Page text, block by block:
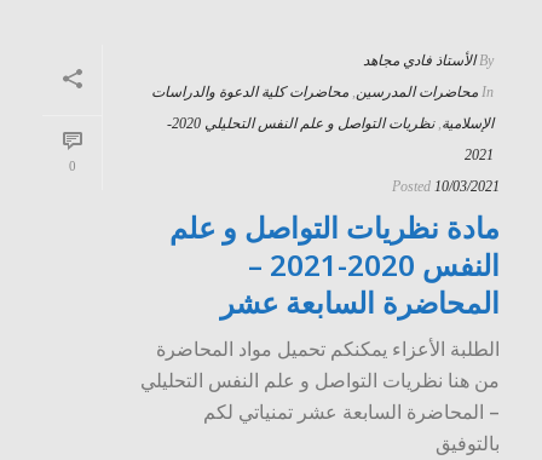
0
By الأستاذ فادي مجاهد
In محاضرات المدرسين, محاضرات كلية الدعوة والدراسات
الإسلامية,
نظريات التواصل و علم النفس التحليلي 2020-
2021
Posted 10/03/2021
مادة نظريات التواصل و علم
النفس 2020-2021 –
المحاضرة السابعة عشر
الطلبة الأعزاء يمكنكم تحميل مواد المحاضرة
من هنا نظريات التواصل و علم النفس التحليلي
– المحاضرة السابعة عشر تمنياتي لكم
بالتوفيق